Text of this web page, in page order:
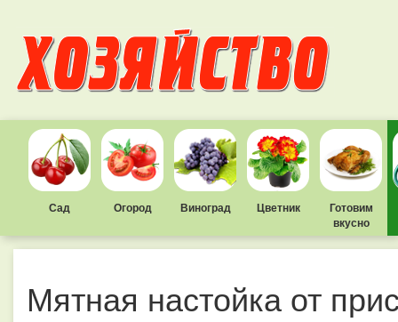
Сад Огород Виноград Цветник
Готовим
вкусно
Мятная настойка от